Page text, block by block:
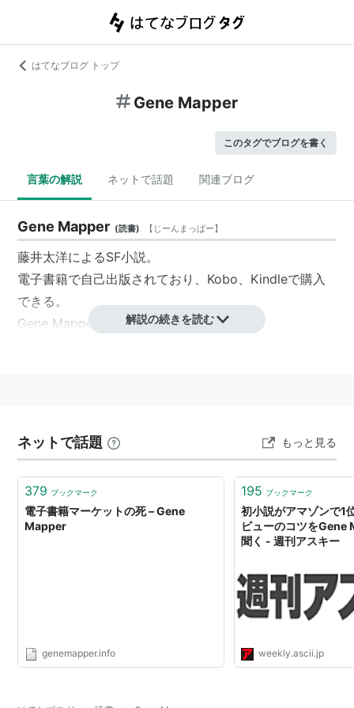
はてなブログ トップ
Gene Mapper
このタグでブログを書く
言葉の解説 ネットで話題 関連ブログ
Gene Mapper (読書) 【 じーんまっぱー】
藤井太洋によるSF小説。
電子書籍で自己出版されており、Kobo、Kindleで購入
できる。
Gene Mapper購入 – Gene Mapper
画面内に収まる分量に「ページをめくらせる要素」を入
れ込んである。
あらすじ
農作物の多くがメーカー製の「蒸留作物」に置き
作物の遺伝子をマークアップし、外観を設計する
スタイルシート・デザイナー、林田のもとへ「ジ
査依頼が入った。
解説の続きを読む
ネットで話題 もっと見る
379 ブックマーク
電子書籍マーケットの死 – Gene
Mapper
genemapper.info
195 ブックマーク
初小説がアマゾンで1
ビューのコツをGene
聞く - 週刊アスキー
weekly.ascii.jp